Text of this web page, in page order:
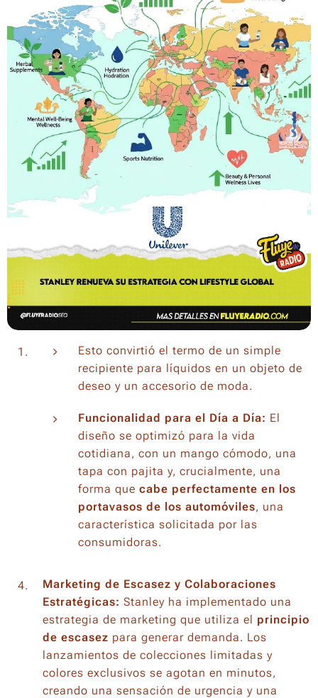
Esto convirtió el termo de un simple
recipiente para líquidos en un objeto de
deseo y un accesorio de moda.
Funcionalidad para el Día a Día: El
diseño se optimizó para la vida
cotidiana, con un mango cómodo, una
tapa con pajita y, crucialmente, una
forma que cabe perfectamente en los
portavasos de los automóviles, una
característica solicitada por las
consumidoras.
Marketing de Escasez y Colaboraciones
Estratégicas: Stanley ha implementado una
estrategia de marketing que utiliza el principio
de escasez para generar demanda. Los
lanzamientos de colecciones limitadas y
colores exclusivos se agotan en minutos,
creando una sensación de urgencia y una